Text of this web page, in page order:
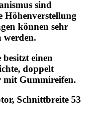
sind
Höhenverstellung
können sehr
werden.
einen
doppelt
mit Gummireifen.
Schnittbreite 53